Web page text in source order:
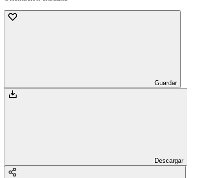
Guardar
Descargar